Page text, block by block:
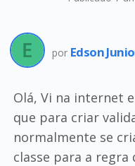
por Edson
Olá, Vi na internet
que para criar
normalmente se
classe para a regra